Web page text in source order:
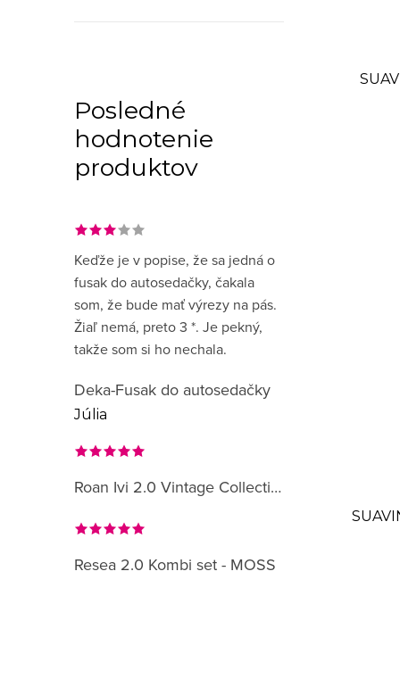
Posledné
hodnotenie
produktov
Keďže je v popise, že sa jedná o
fusak do autosedačky, čakala
som, že bude mať výrezy na pás.
Žiaľ nemá, preto 3 *. Je pekný,
takže som si ho nechala.
Deka-Fusak do autosedačky
Júlia
Roan Ivi 2.0 Vintage Collection
Resea 2.0 Kombi set - MOSS